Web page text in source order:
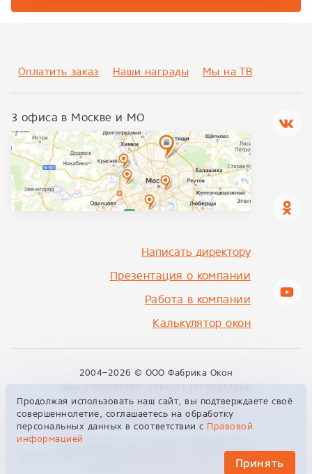
Продолжая использовать наш сайт, вы подтверждаете своё
совершеннолетие, соглашаетесь на обработку
персональных данных в соответствии с Правовой
информацией
Принять
Оплатить заказ Наши награды Мы на ТВ
3 офиса в Москве и МО
Написать директору
Презентация о компании
Работа в компании
Калькулятор окон
2004–2026 © ООО Фабрика Окон
ИНН:7705991480, ОГРН:1127746547906
info@fabrikon.ru +7 495 229 00 09
129329, Москва, ул. Кольская, 2к4
Официальный сайт компании «Фабрика Окон»
Сайт не является публичной офертой и носит информационный